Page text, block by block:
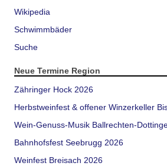
Wikipedia
Schwimmbäder
Suche
Neue Termine Region
Zähringer Hock 2026
Herbstweinfest & offener Winzerkeller
Wein-Genuss-Musik Ballrechten-
Bahnhofsfest Seebrugg 2026
Weinfest Breisach 2026